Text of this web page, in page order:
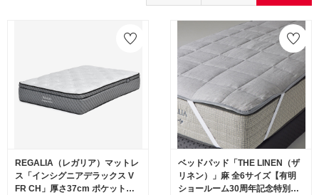
REGALIA（レガリア）マットレ
ス「インシグニアデラックス V
FR CH」厚さ37cm ポケットコ
ベッドパッド「THE LINEN（ザ
リネン）」麻 全6サイズ【有明
ショールーム30周年記念特別価